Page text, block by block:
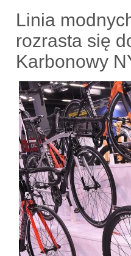
Linia
rozrasta się
Karbonowy